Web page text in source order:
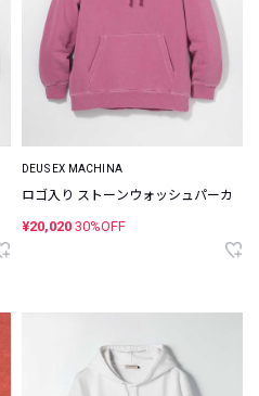
DEUS EX MACHINA
ロゴ入り ストーンウォッシュパーカ
¥20,020 30%OFF